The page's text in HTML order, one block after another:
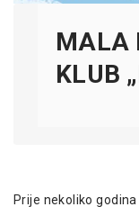
MALA
KLUB
Prije nekoliko